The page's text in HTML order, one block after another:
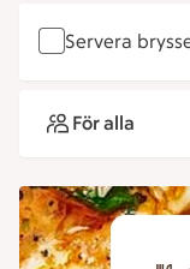
Servera
För alla